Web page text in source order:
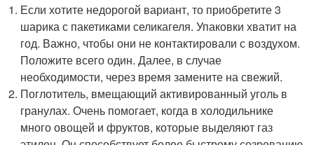
Если хотите недорогой вариант, то приобретите 3
шарика с пакетиками селикагеля. Упаковки хватит на
год. Важно, чтобы они не контактировали с воздухом.
Положите всего один. Далее, в случае
необходимости, через время замените на свежий.
Поглотитель, вмещающий активированный уголь в
гранулах. Очень помогает, когда в холодильнике
много овощей и фруктов, которые выделяют газ